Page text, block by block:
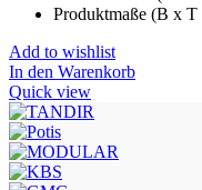
Produktmaße (B x
Add to wishlist
In den Warenkorb
Quick view